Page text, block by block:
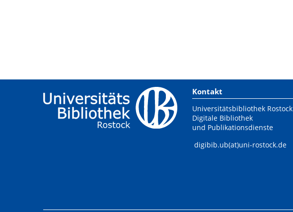
Kontakt
Universitätsbibliothek Rostock
Digitale Bibliothek
und Publikationsdienste
digibib.ub(at)uni-rostock.de